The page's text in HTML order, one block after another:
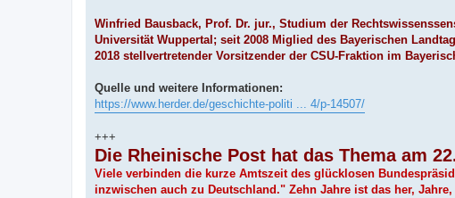
Winfried Bausback, Prof. Dr. jur., Studium der
Universität Wuppertal; seit 2008 Miglied des Bayerischen
2018 stellvertretender Vorsitzender der CSU-Fraktion im
Quelle und weitere Informationen:
https://www.herder.de/geschichte-politi ... 4/p-14507/
+++
Die Rheinische Post hat das Thema am
Viele verbinden die kurze Amtszeit des glücklosen
inzwischen auch zu Deutschland." Zehn Jahre ist das her,